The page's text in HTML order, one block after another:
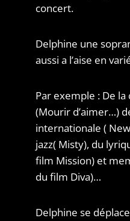
concert.
Delphine une
aussi a l’aise en
Par exemple : De
(Mourir d’aimer…)
internationale (
jazz( Misty), du
film Mission) et
du film Diva)…
Delphine se